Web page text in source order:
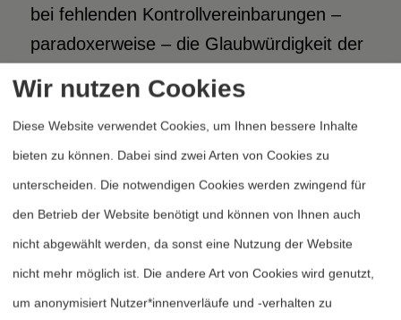
bei fehlenden Kontrollvereinbarungen –
paradoxerweise – die Glaubwürdigkeit der
nämlich eine Regierung ihre
Militärausgaben erhöht, würden die
rivalisierenden Länder mit einer Erhöhung
ihrer Militärausgaben reagieren. Ohne
Rüstungskontrollabkommen und
gegenseitige Kommunikation ist die
abschreckende Wirkung der Bedrohung
also weniger glaubwürdig und ein Konflikt
Wir nutzen Cookies
Diese Website verwendet Cookies, um Ihnen bessere Inhalte
bieten zu können. Dabei sind zwei Arten von Cookies zu
unterscheiden. Die notwendigen Cookies werden zwingend für
den Betrieb der Website benötigt und können von Ihnen auch
nicht abgewählt werden, da sonst eine Nutzung der Website
nicht mehr möglich ist. Die andere Art von Cookies wird genutzt,
um anonymisiert Nutzer*innenverläufe und -verhalten zu